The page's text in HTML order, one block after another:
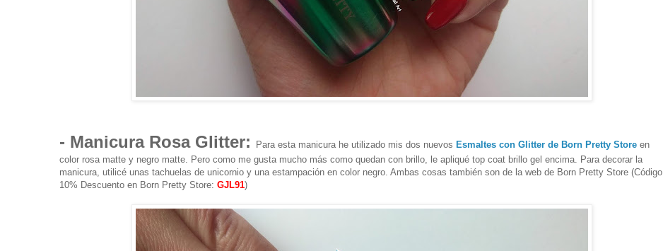
- Manicura Rosa Glitter: Para esta manicura he utilizado mis dos nuevos Esmaltes con Glitter de Born Pretty Store en
color rosa matte y negro matte. Pero como me gusta mucho más como quedan con brillo, le apliqué top coat brillo gel encima. Para decorar la
manicura, utilicé unas tachuelas de unicornio y una estampación en color negro. Ambas cosas también son de la web de Born Pretty Store (Código
10% Descuento en Born Pretty Store: GJL91)